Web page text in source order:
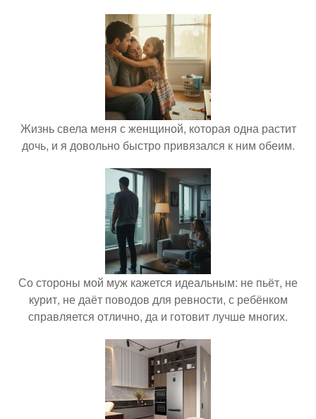
Жизнь свела меня с женщиной, которая одна растит
дочь, и я довольно быстро привязался к ним обеим.
Со стороны мой муж кажется идеальным: не пьёт, не
курит, не даёт поводов для ревности, с ребёнком
справляется отлично, да и готовит лучше многих.